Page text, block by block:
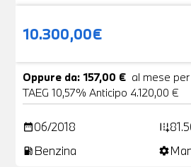
10.300,00€
Oppure da: 157,00 € al mese
TAEG 10,57% Anticipo 4.120,00 €
date_range06/2018 add_road
local_gas_station Benzina settings